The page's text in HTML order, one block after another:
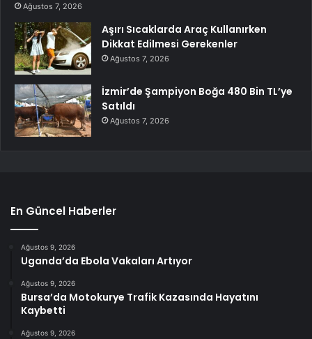
Ağustos 7, 2026
Aşırı Sıcaklarda Araç Kullanırken
Dikkat Edilmesi Gerekenler
Ağustos 7, 2026
İzmir’de Şampiyon Boğa 480 Bin TL’ye
Satıldı
Ağustos 7, 2026
En Güncel Haberler
Ağustos 9, 2026
Uganda’da Ebola Vakaları Artıyor
Ağustos 9, 2026
Bursa’da Motokurye Trafik Kazasında Hayatını
Kaybetti
Ağustos 9, 2026